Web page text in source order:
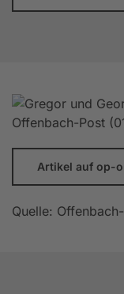
Artikel auf op-
Quelle: